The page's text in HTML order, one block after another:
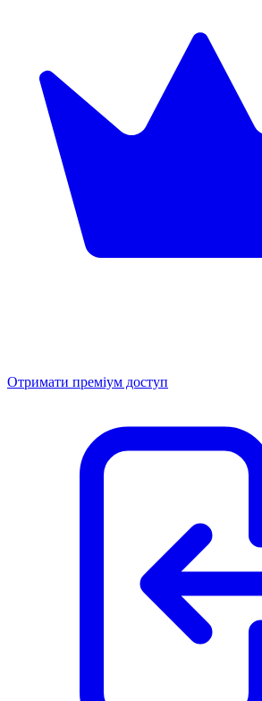
Отримати преміум доступ